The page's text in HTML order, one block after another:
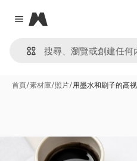
Close menu
Magnific
首頁/素材庫/照片/用墨水和刷子的高